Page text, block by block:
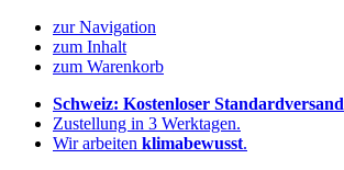
zur Navigation
zum Inhalt
zum Warenkorb
Schweiz: Kostenloser Standardversand
Zustellung in 3 Werktagen.
Wir arbeiten klimabewusst.